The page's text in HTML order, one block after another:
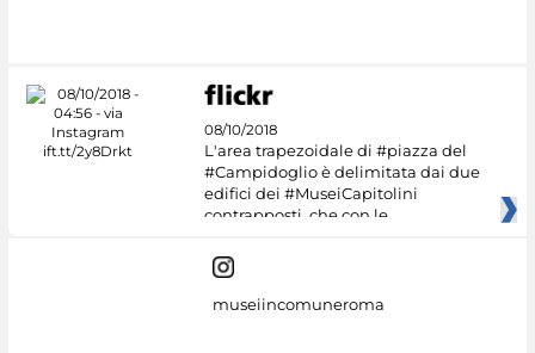
08/10/2018
L'area trapezoidale di #piazza del
#Campidoglio è delimitata dai due
edifici dei #MuseiCapitolini
contrapposti, che con le
museiincomuneroma